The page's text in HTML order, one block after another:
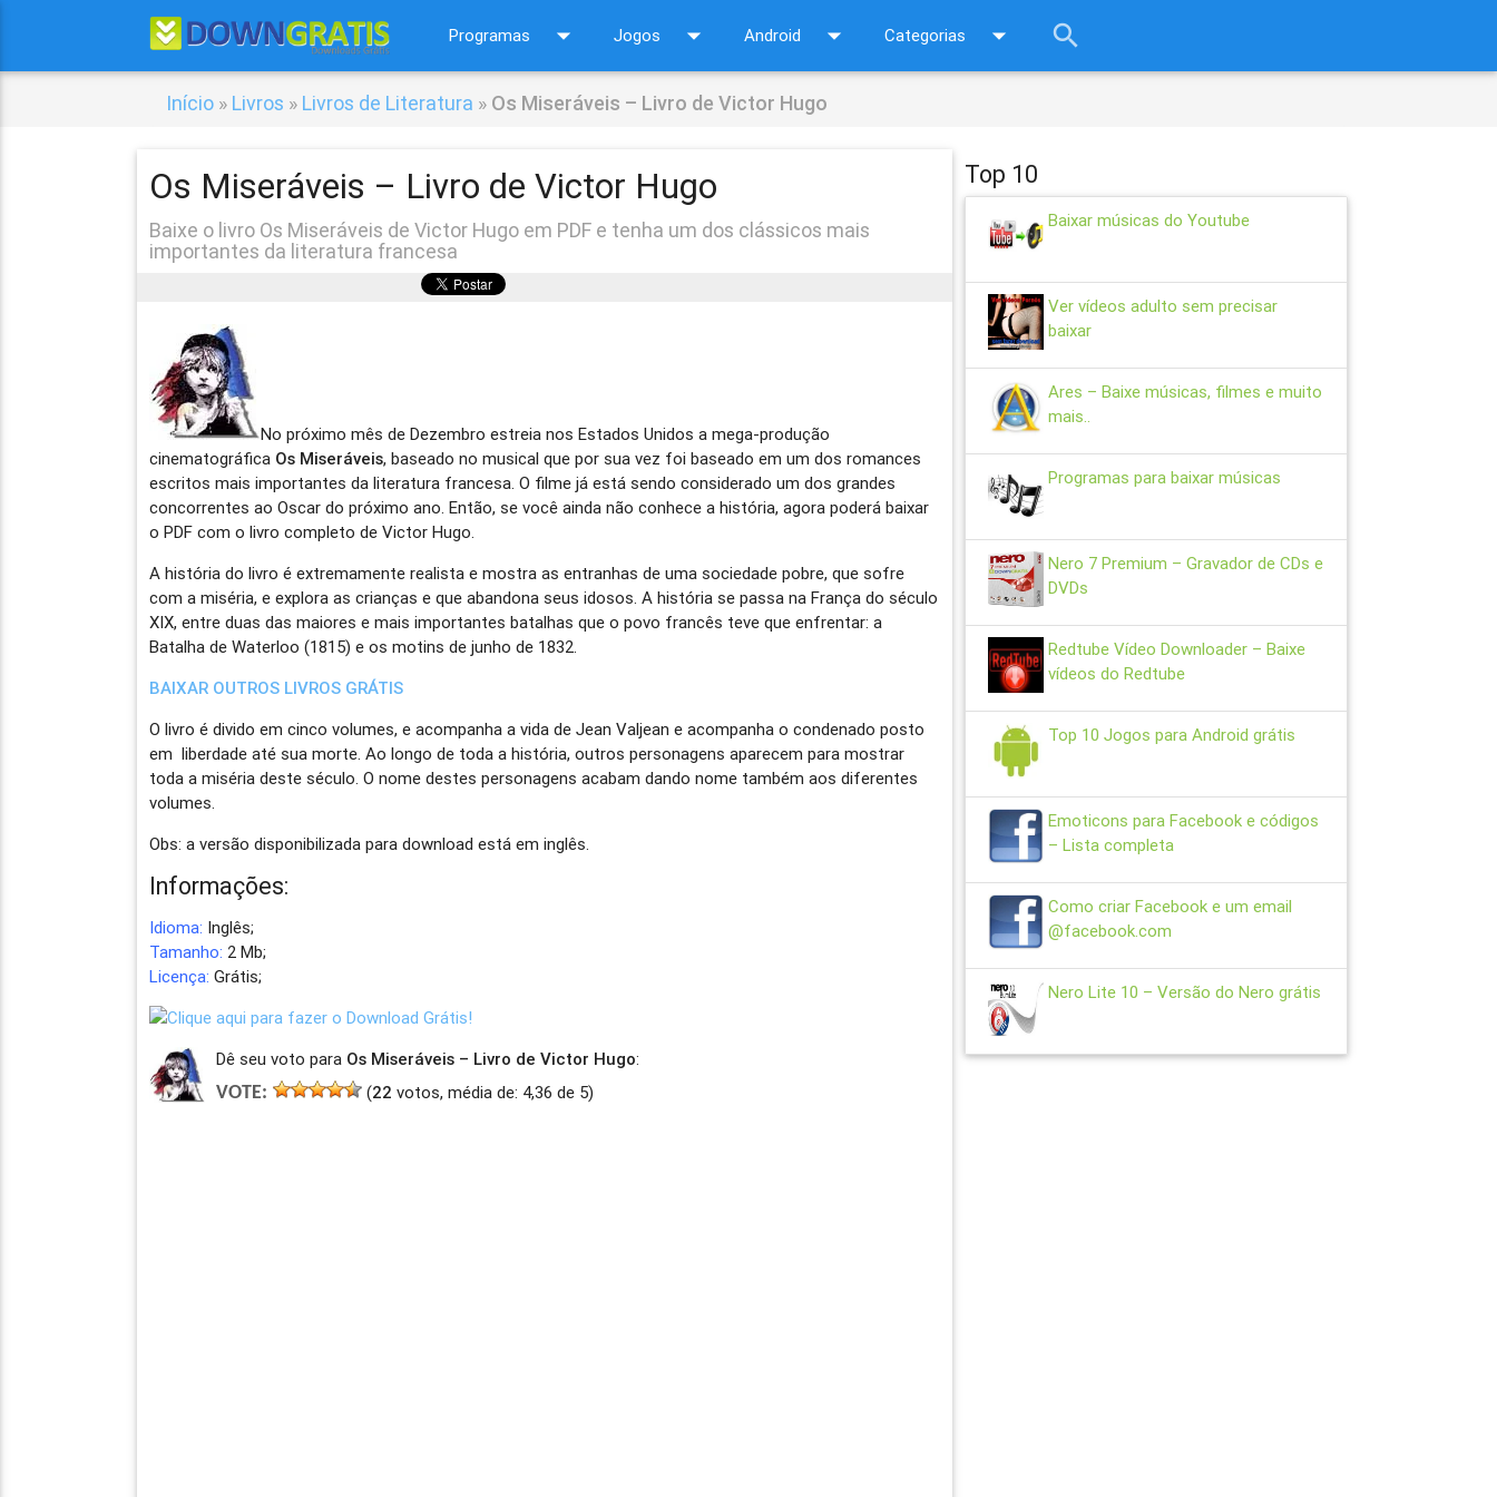
Programas arrow_drop_down Jogos arrow_drop_down Android arrow_drop_down Categorias arrow_drop_down search
Início » Livros » Livros de Literatura » Os Miseráveis – Livro de Victor Hugo
Os Miseráveis – Livro de Victor Hugo
Baixe o livro Os Miseráveis de Victor Hugo em PDF e tenha um dos clássicos mais
importantes da literatura francesa
No próximo mês de Dezembro estreia nos Estados Unidos a mega-produção
cinematográfica Os Miseráveis, baseado no musical que por sua vez foi baseado em um dos romances
escritos mais importantes da literatura francesa. O filme já está sendo considerado um dos grandes
concorrentes ao Oscar do próximo ano. Então, se você ainda não conhece a história, agora poderá baixar
o PDF com o livro completo de Victor Hugo.
A história do livro é extremamente realista e mostra as entranhas de uma sociedade pobre, que sofre
com a miséria, e explora as crianças e que abandona seus idosos. A história se passa na França do século
XIX, entre duas das maiores e mais importantes batalhas que o povo francês teve que enfrentar: a
Batalha de Waterloo (1815) e os motins de junho de 1832.
BAIXAR OUTROS LIVROS GRÁTIS
O livro é divido em cinco volumes, e acompanha a vida de Jean Valjean e acompanha o condenado posto
em liberdade até sua morte. Ao longo de toda a história, outros personagens aparecem para mostrar
toda a miséria deste século. O nome destes personagens acabam dando nome também aos diferentes
volumes.
Obs: a versão disponibilizada para download está em inglês.
Informações:
Idioma: Inglês;
Tamanho: 2 Mb;
Licença: Grátis;
Dê seu voto para Os Miseráveis – Livro de Victor Hugo:
VOTE:
(22 votos, média de: 4,36 de 5)
Top 10
Baixar músicas do Youtube
Ver vídeos adulto sem precisar
baixar
Ares – Baixe músicas, filmes e muito
mais..
Programas para baixar músicas
Nero 7 Premium – Gravador de CDs e
DVDs
Redtube Vídeo Downloader – Baixe
vídeos do Redtube
Top 10 Jogos para Android grátis
Emoticons para Facebook e códigos
– Lista completa
Como criar Facebook e um email
@facebook.com
Nero Lite 10 – Versão do Nero grátis